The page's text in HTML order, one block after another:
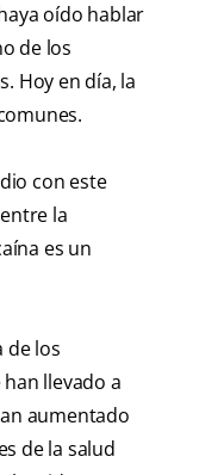
oído hablar
de los
Hoy en día, la
con este
la
es un
de los
llevado a
aumentado
de la salud